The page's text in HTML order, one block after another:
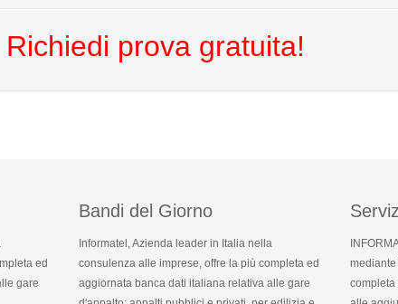
Richiedi prova gratuita!
ed
gare
Bandi del Giorno
Informatel, Azienda leader in Italia nella
consulenza alle imprese, offre la più completa ed
aggiornata banca dati italiana relativa alle gare
completa